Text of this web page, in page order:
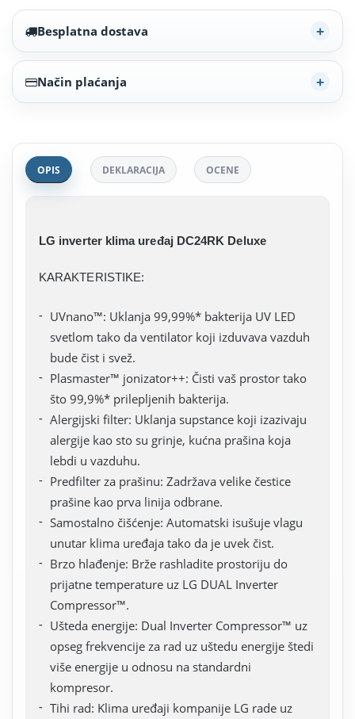
Besplatna dostava
Način plaćanja
OPIS DEKLARACIJA OCENE
LG inverter klima uređaj DC24RK Deluxe
KARAKTERISTIKE:
UVnano™: Uklanja 99,99%* bakterija UV LED
svetlom tako da ventilator koji izduvava vazduh
bude čist i svež.
Plasmaster™ jonizator++: Čisti vaš prostor tako
što 99,9%* prilepljenih bakterija.
Alergijski filter: Uklanja supstance koji izazivaju
alergije kao sto su grinje, kućna prašina koja
lebdi u vazduhu.
Predfilter za prašinu: Zadržava velike čestice
prašine kao prva linija odbrane.
Samostalno čišćenje: Automatski isušuje vlagu
unutar klima uređaja tako da je uvek čist.
Brzo hlađenje: Brže rashladite prostoriju do
prijatne temperature uz LG DUAL Inverter
Compressor™.
Ušteda energije: Dual Inverter Compressor™ uz
opseg frekvencije za rad uz uštedu energije štedi
više energije u odnosu na standardni
kompresor.
Tihi rad: Klima uređaji kompanije LG rade uz